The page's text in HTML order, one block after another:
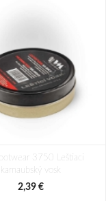
3750 Leštiaci
karnaubský vosk
2,39 €